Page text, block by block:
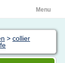
Menu
> collier